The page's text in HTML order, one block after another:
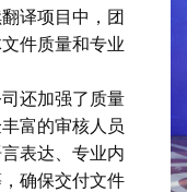
译项目中，团
件质量和专业
还加强了质量
富的审核人员
表达、专业内
确保交付文件